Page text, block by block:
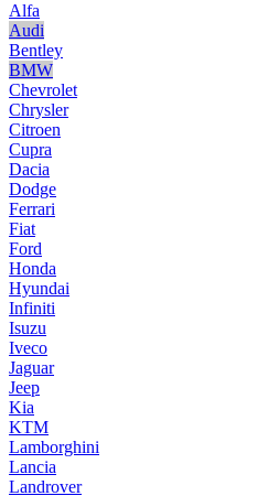
Alfa
Audi
Bentley
BMW
Chevrolet
Chrysler
Citroen
Cupra
Dacia
Dodge
Ferrari
Fiat
Ford
Honda
Hyundai
Infiniti
Isuzu
Iveco
Jaguar
Jeep
Kia
KTM
Lamborghini
Lancia
Landrover